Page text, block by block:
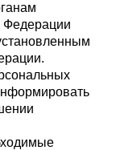
Федерации